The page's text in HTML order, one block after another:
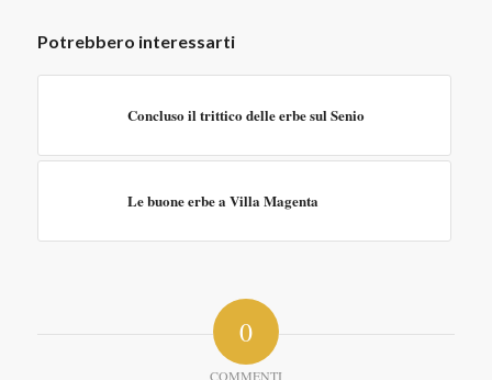
Potrebbero interessarti
Concluso il trittico delle erbe sul Senio
Le buone erbe a Villa Magenta
0
COMMENTI